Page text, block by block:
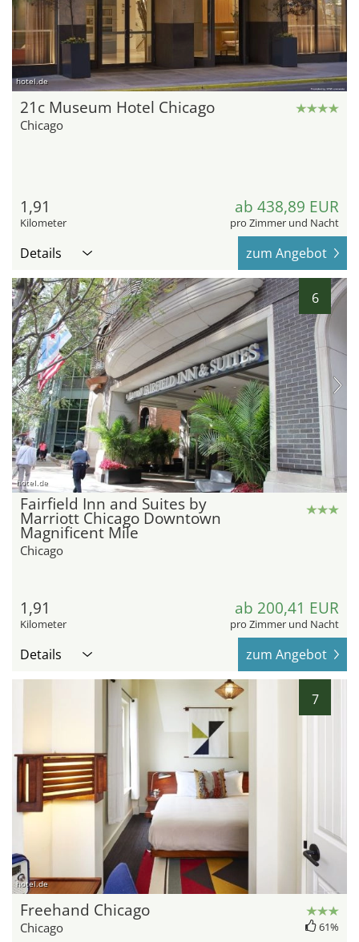
hotel.de
21c Museum Hotel Chicago
Chicago
1,91
Kilometer
ab 438,89 EUR
pro Zimmer und Nacht
Details zum Angebot
6
hotel.de
Fairfield Inn and Suites by
Marriott Chicago Downtown
Magnificent Mile
Chicago
1,91
Kilometer
ab 200,41 EUR
pro Zimmer und Nacht
Details zum Angebot
7
hotel.de
Freehand Chicago
Chicago 61%